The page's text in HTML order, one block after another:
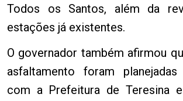
Todos os Santos, além da
estações já existentes.
O governador também afirmou
asfaltamento foram
com a Prefeitura de Teresina